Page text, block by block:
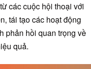
các cuộc hội thoại với
tái tạo các hoạt động
phản hồi quan trọng về
quả.